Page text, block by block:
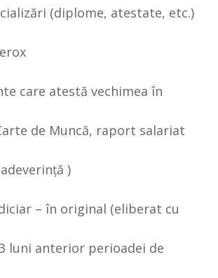
(diplome, atestate, etc.)
care atestă vechimea în
de Muncă, raport salariat
)
– în original (eliberat cu
luni anterior perioadei de